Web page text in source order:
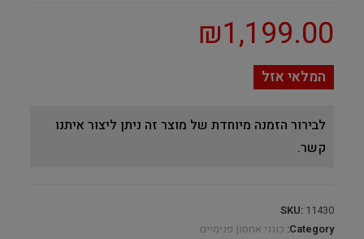
₪1,199.00
המלאי אזל
לבירור הזמנה מיוחדת של מוצר זה ניתן ליצור איתנו
קשר.
SKU: 11430
Category: כונני אחסון פנימיים